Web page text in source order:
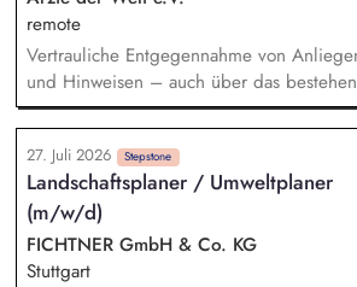
Implementierung von Änderungen in den
Pflege und Verwaltung der
entsprechenden IT-Systemen
remote
Vertrauliche Entgegennahme von
und Hinweisen – auch über das
Vermittlung bei Konflikten und
Klärungsprozessen. Konzeption und
Schulungen und
Weiterentwicklung von Leitlinien,
Meldesystem. Förderung einer offenen
Beschwerdekultur innerhalb der
27. Juli 2026 Stepstone
Landschaftsplaner / Umweltplaner
(m/w/d)
FICHTNER GmbH & Co. KG
Stuttgart